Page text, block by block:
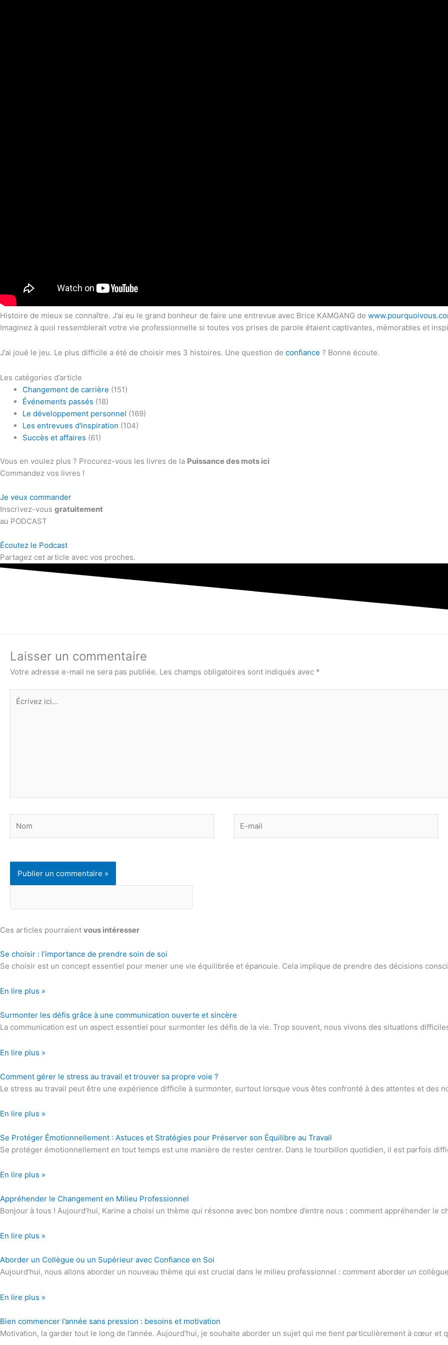
Histoire de mieux se connaître. J’ai eu le grand bonheur de faire une entrevue avec Brice KAMGANG de
Imaginez à quoi ressemblerait votre vie professionnelle si toutes vos prises de parole étaient captivantes, mémorables et
J’ai joué le jeu. Le plus difficile a été de choisir mes 3 histoires. Une question de confiance ? Bonne écoute.
Les catégories d’article
Changement de carrière (151)
Événements passés (18)
Le développement personnel (169)
Les entrevues d'inspiration (104)
Succès et affaires (61)
Vous en voulez plus ? Procurez-vous les livres de la Puissance des mots ici
Commandez vos livres !
Je veux commander
Inscrivez-vous gratuitement
au PODCAST
Écoutez le Podcast
Partagez cet article avec vos proches.
Laisser un commentaire
Votre adresse e-mail ne sera pas publiée. Les champs obligatoires sont indiqués avec *
Écrivez
ici…
mail
Ces articles pourraient vous intéresser
Se choisir : l’importance de prendre soin de soi
Se choisir est un concept essentiel pour mener une vie équilibrée et épanouie. Cela implique de prendre des décisions
En lire plus »
Surmonter les défis grâce à une communication ouverte et sincère
La communication est un aspect essentiel pour surmonter les défis de la vie. Trop souvent, nous vivons des situations
En lire plus »
Comment gérer le stress au travail et trouver sa propre voie ?
Le stress au travail peut être une expérience difficile à surmonter, surtout lorsque vous êtes confronté à des attentes et des
En lire plus »
Se Protéger Émotionnellement : Astuces et Stratégies pour Préserver son Équilibre au Travail
Se protéger émotionnellement en tout temps est une manière de rester centrer. Dans le tourbillon quotidien, il est parfois
En lire plus »
Appréhender le Changement en Milieu Professionnel
Bonjour à tous ! Aujourd’hui, Karine a choisi un thème qui résonne avec bon nombre d’entre nous : comment appréhender le
En lire plus »
Aborder un Collègue ou un Supérieur avec Confiance en Soi
Aujourd’hui, nous allons aborder un nouveau thème qui est crucial dans le milieu professionnel : comment aborder un
En lire plus »
Bien commencer l’année sans pression : besoins et motivation
Motivation, la garder tout le long de l’année. Aujourd’hui, je souhaite aborder un sujet qui me tient particulièrement à cœur et